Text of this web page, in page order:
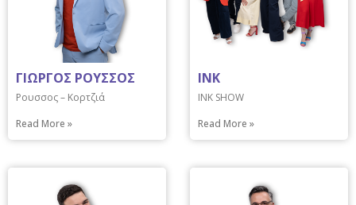
ΓΙΩΡΓΟΣ ΡΟΥΣΣΟΣ
Ρουσσος – Κορτζιά
Read More »
INK
INK SHOW
Read More »